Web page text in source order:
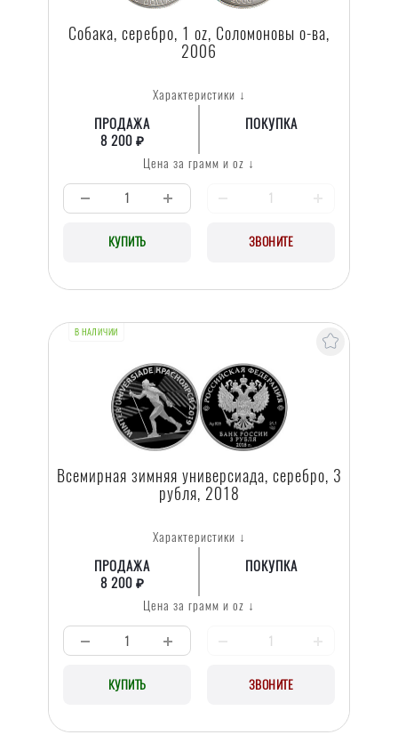
Собака, серебро, 1 oz, Соломоновы о-ва,
2006
Характеристики ↓
ПРОДАЖА
8 200 ₽
ПОКУПКА
Цена за грамм и oz ↓
КУПИТЬ ЗВОНИТЕ
В НАЛИЧИИ
Всемирная зимняя универсиада, серебро, 3
рубля, 2018
Характеристики ↓
ПРОДАЖА
8 200 ₽
ПОКУПКА
Цена за грамм и oz ↓
КУПИТЬ ЗВОНИТЕ